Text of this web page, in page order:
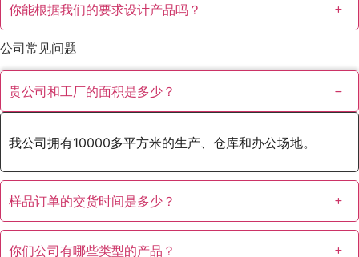
你能根据我们的要求设计产品吗？
公司常见问题
贵公司和工厂的面积是多少？
我公司拥有10000多平方米的生产、仓库和办公场地。
样品订单的交货时间是多少？
你们公司有哪些类型的产品？